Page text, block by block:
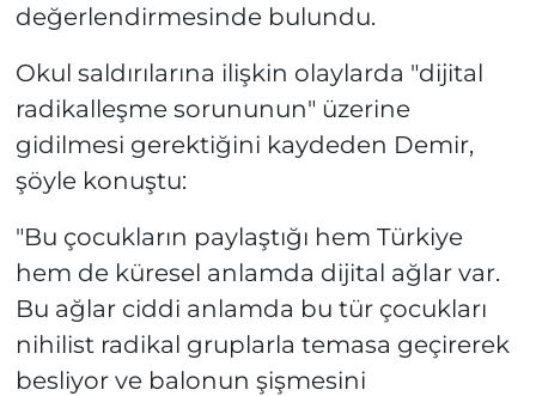
değerlendirmesinde bulundu.
Okul saldırılarına ilişkin olaylarda "dijital
radikalleşme sorununun" üzerine
gidilmesi gerektiğini kaydeden Demir,
şöyle konuştu:
"Bu çocukların paylaştığı hem Türkiye
hem de küresel anlamda dijital ağlar var.
Bu ağlar ciddi anlamda bu tür çocukları
nihilist radikal gruplarla temasa geçirerek
besliyor ve balonun şişmesini